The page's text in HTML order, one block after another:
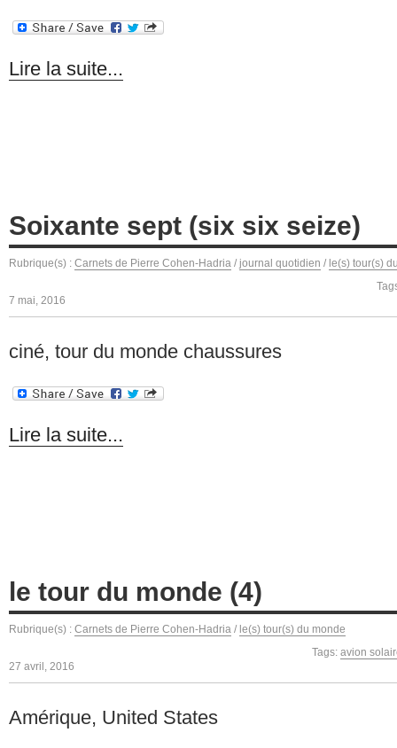
Lire la suite...
Soixante sept (six six seize)
Rubrique(s) : Carnets de Pierre Cohen-Hadria / journal quotidien / le(s) tour(s)
7 mai, 2016
ciné, tour du monde chaussures
Lire la suite...
le tour du monde (4)
Rubrique(s) : Carnets de Pierre Cohen-Hadria / le(s) tour(s) du monde
Tags: avion
27 avril, 2016
Amérique, United States